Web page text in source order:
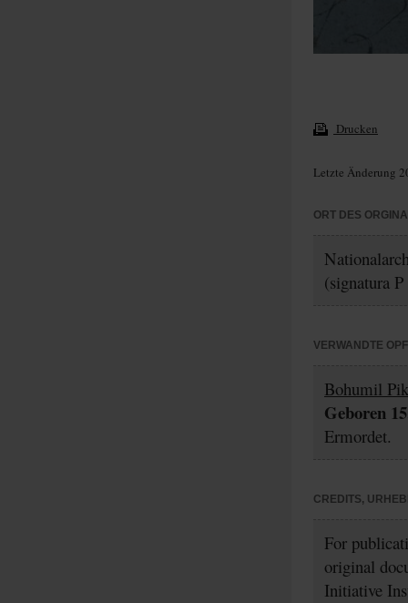
Drucken
Letzte Änderung
ORT DES
(signatura
VERWANDTE
Bohumil Pik
Geboren
Ermordet.
CREDITS,
For
original
Initiative